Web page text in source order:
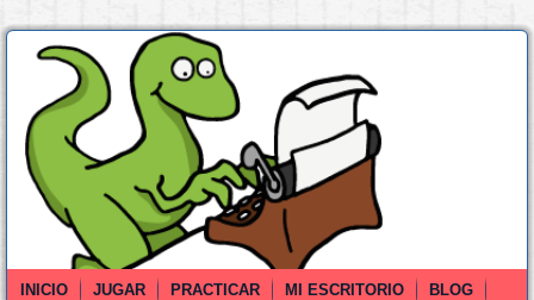
INICIO JUGAR PRACTICAR MI ESCRITORIO
BLOG